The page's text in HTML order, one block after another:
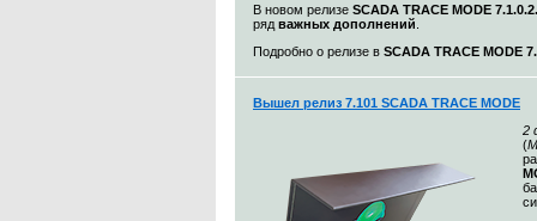
В новом релизе SCADA TRACE MODE 7.1.0.2.
ряд важных дополнений
Подробно о релизе в SCADA TRACE MODE
Вышел релиз 7.101 SCADA TRACE MODE
2
(